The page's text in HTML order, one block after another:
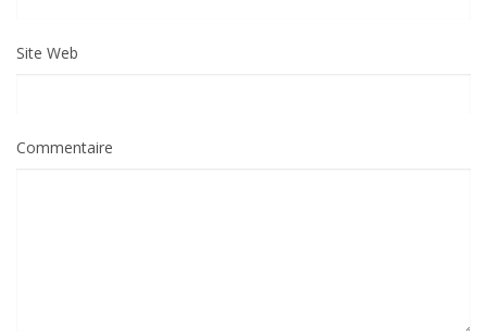
Site Web
Commentaire